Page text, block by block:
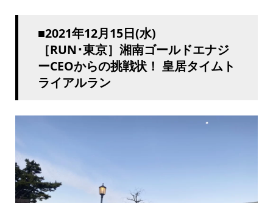
■2021年12月15日(水)
［RUN･東京］湘南ゴールドエナジ
ーCEOからの挑戦状！ 皇居タイムト
ライアルラン